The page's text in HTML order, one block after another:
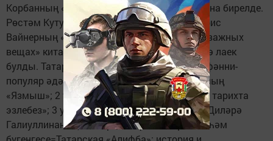
Корбанның «Куда уходит ночь?» китапларына бирелде.
Рөстәм Кутуйның «Сердитый трамвай», Борис
Вайнерның «О дырках в зонтике и о других важных
вещах» китаплары кызыксындыру бүләгенә лаек
булды. Татар телендәге публицистика һәм фәнни-
популяр әдәбият: 1 урынга Әзһәр Шакировның
«Язмыш»; 2 урынга Индус Таһировның «Без тарихта
эзлебез»; 3 урынга Алла Сальникова белән Диләрә
Галиуллинаның «Татар «Әлифба»сы үткәне һәм